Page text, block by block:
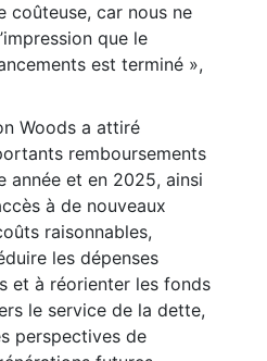
coûteuse, car nous ne
que le
est terminé »,
Woods a attiré
remboursements
année et en 2025, ainsi
à de nouveaux
raisonnables,
les dépenses
et à réorienter les fonds
le service de la dette,
perspectives de